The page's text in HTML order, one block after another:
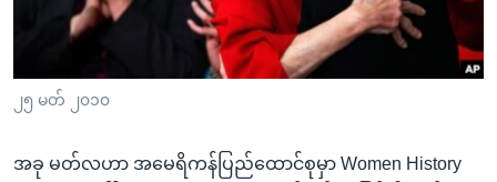
ကျော်
သုတပဒေသာ အင်္ဂလိပ်စာ
Learning English
ဗွီအိုအေ လူမှုကွန်ယက်များ
၂၅ မတ် ၂၀၁၀
အခု မတ်လဟာ အမေရိကန်ပြည်ထောင်စုမှာ Women History